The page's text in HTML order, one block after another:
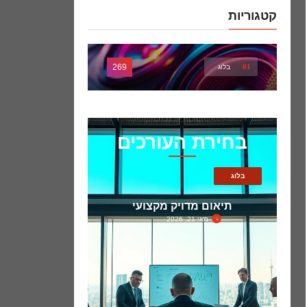
קטגוריות
01 בלוג 269
בחירת העורכים
בלוג
תיאום מדויק מקצועי
מאי 21, 2026